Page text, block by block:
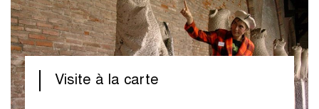
Visite à la carte